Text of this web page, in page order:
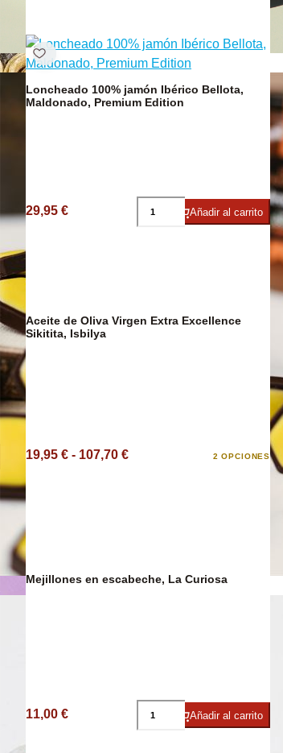
Loncheado 100% jamón Ibérico Bellota,
Maldonado, Premium Edition
29,95 € Añadir al carrito
Aceite de Oliva Virgen Extra Excellence
Sikitita, Isbilya
19,95 € - 107,70 € 2 OPCIONES
Mejillones en escabeche, La Curiosa
11,00 € Añadir al carrito